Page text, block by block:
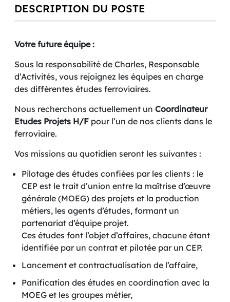
DESCRIPTION DU POSTE
Votre future équipe :
Sous la responsabilité de Charles, Responsable
d’Activités, vous rejoignez les équipes en charge
des différentes études ferroviaires.
Nous recherchons actuellement un Coordinateur
Etudes Projets H/F pour l’un de nos clients dans le
ferroviaire.
Vos missions au quotidien seront les suivantes :
Pilotage des études confiées par les clients : le
CEP est le trait d’union entre la maîtrise d’œuvre
générale (MOEG) des projets et la production
métiers, les agents d’études, formant un
partenariat d’équipe projet.
Ces études font l’objet d’affaires, chacune étant
identifiée par un contrat et pilotée par un CEP.
Lancement et contractualisation de l’affaire,
Panification des études en coordination avec la
MOEG et les groupes métier,